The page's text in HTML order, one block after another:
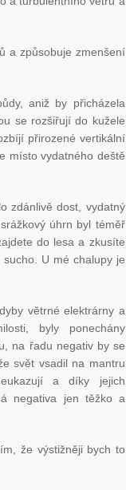
a způsobuje zmenšení
aniž by přicházela
se rozšiřují do kužele
přirozené vertikální
místo vydatného deště
zdánlivě dost, vydatný
úhrn byl téměř
do lesa a zkusíte
U mé chalupy je
větrné elektrárny a
byly ponechány
na řadu negativ by se
svět vsadil na mantru
a díky jejich
negativa jen těžko a
že výstižněji bych to